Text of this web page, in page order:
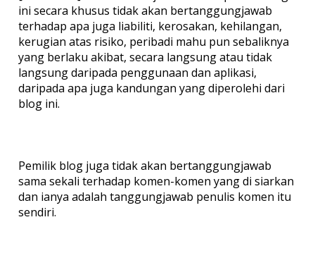
ini secara khusus tidak akan bertanggungjawab
terhadap apa juga liabiliti, kerosakan, kehilangan,
kerugian atas risiko, peribadi mahu pun sebaliknya
yang berlaku akibat, secara langsung atau tidak
langsung daripada penggunaan dan aplikasi,
daripada apa juga kandungan yang diperolehi dari
blog ini.
Pemilik blog juga tidak akan bertanggungjawab
sama sekali terhadap komen-komen yang di siarkan
dan ianya adalah tanggungjawab penulis komen itu
sendiri.